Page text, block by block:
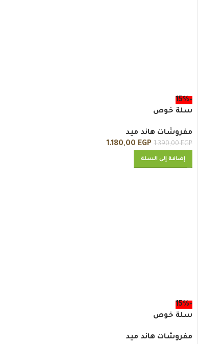
-15%
سلة خوص
مفروشات هاند ميد
1.390,00EGP
1.180,00 EGP
إضافة إلى السلة
-15%
سلة خوص
مفروشات هاند ميد